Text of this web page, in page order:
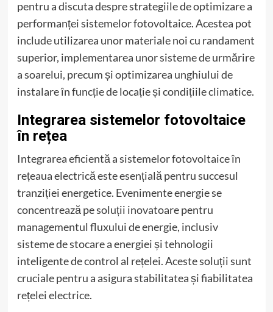
pentru a discuta despre strategiile de optimizare a
performanței sistemelor fotovoltaice. Acestea pot
include utilizarea unor materiale noi cu randament
superior, implementarea unor sisteme de urmărire
a soarelui, precum și optimizarea unghiului de
instalare în funcție de locație și condițiile climatice.
Integrarea sistemelor fotovoltaice
în rețea
Integrarea eficientă a sistemelor fotovoltaice în
rețeaua electrică este esențială pentru succesul
tranziției energetice. Evenimente energie se
concentrează pe soluții inovatoare pentru
managementul fluxului de energie, inclusiv
sisteme de stocare a energiei și tehnologii
inteligente de control al rețelei. Aceste soluții sunt
cruciale pentru a asigura stabilitatea și fiabilitatea
rețelei electrice.